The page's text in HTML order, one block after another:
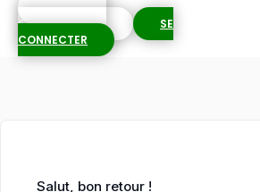
S'INSCRIRE
GRATUITEMENT
SE
CONNECTER
Salut, bon retour !